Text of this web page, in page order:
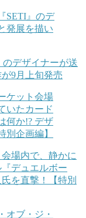
のデザイナーが送
9月上旬発売
会場内で、静かに
デュエルボー
を直撃！【特別